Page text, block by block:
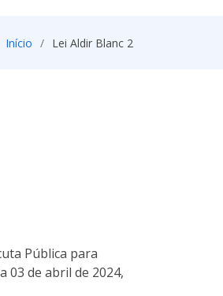
Início Lei Aldir Blanc 2
Pública para
03 de abril de 2024,